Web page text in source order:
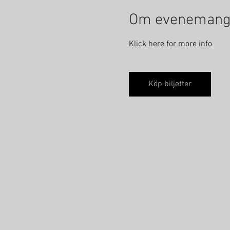
Om
Klick here for more info
Köp biljetter